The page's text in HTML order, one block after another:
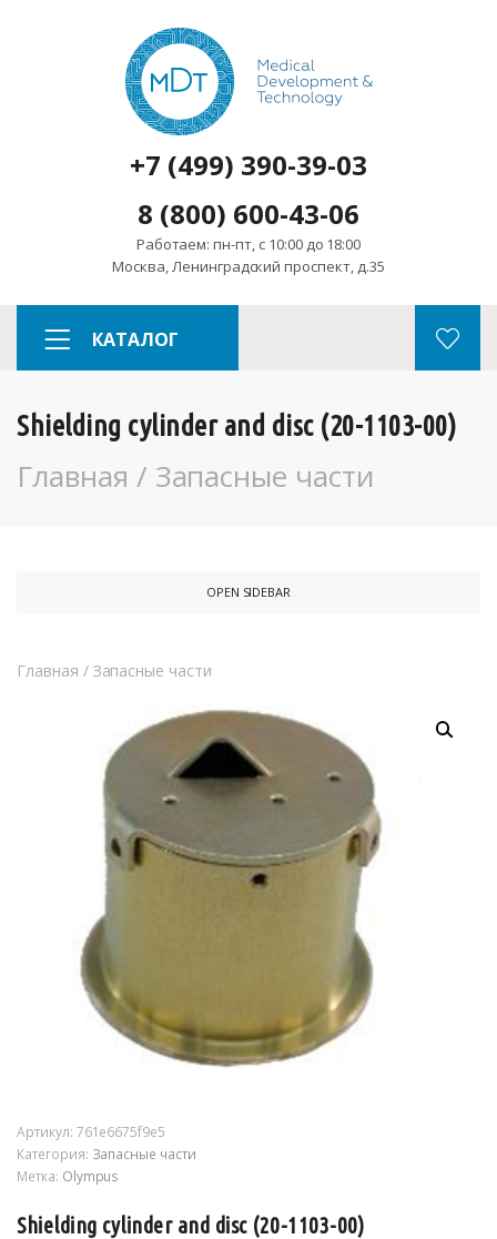
+7 (499) 390-39-03
8 (800) 600-43-06
Работаем: пн-пт, с 10:00 до 18:00
Москва, Ленинградский проспект, д.35
КАТАЛОГ
Shielding cylinder and disc (20-1103-00)
Главная / Запасные части
OPEN SIDEBAR
Главная / Запасные части
Артикул: 761e6675f9e5
Категория: Запасные части
Метка: Olympus
Shielding cylinder and disc (20-1103-00)